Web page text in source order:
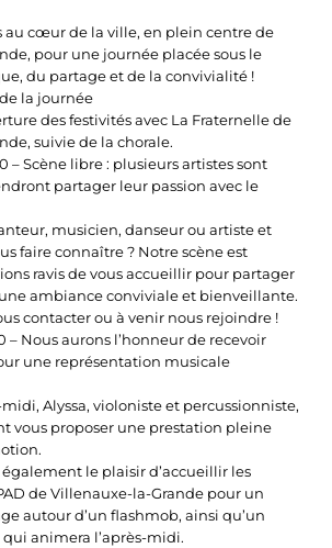
au cœur de la ville, en plein centre de
pour une journée placée sous le
du partage et de la convivialité !
la journée
des festivités avec La Fraternelle de
suivie de la chorale.
– Scène libre : plusieurs artistes sont
partager leur passion avec le
musicien, danseur ou artiste et
faire connaître ? Notre scène est
ravis de vous accueillir pour partager
ambiance conviviale et bienveillante.
contacter ou à venir nous rejoindre !
– Nous aurons l’honneur de recevoir
une représentation musicale
midi, Alyssa, violoniste et percussionniste,
vous proposer une prestation pleine
également le plaisir d’accueillir les
de Villenauxe-la-Grande pour un
autour d’un flashmob, ainsi qu’un
animera l’après-midi.